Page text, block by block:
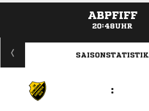
ABPFIFF
20:48UHR
ANZEIGE
SAISONSTATISTIK
: